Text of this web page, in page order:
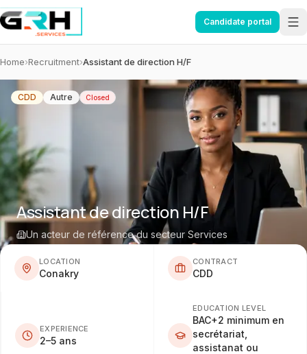
Aller au contenu principal
Candidate portal
Home›Recruitment›Assistant de direction H/F
CDD Autre Closed
Assistant de direction H/F
Un acteur de référence du secteur Services
LOCATION
Conakry
CONTRACT
CDD
EXPERIENCE
2–5 ans
EDUCATION LEVEL
BAC+2 minimum en
secrétariat,
assistanat ou